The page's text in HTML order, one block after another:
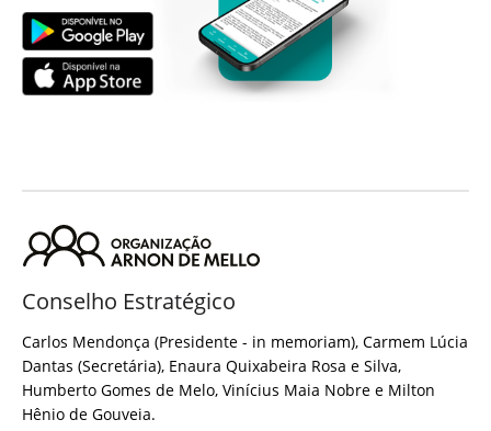
Conselho Estratégico
Carlos Mendonça (Presidente - in memoriam), Carmem Lúcia
Dantas (Secretária), Enaura Quixabeira Rosa e Silva,
Humberto Gomes de Melo, Vinícius Maia Nobre e Milton
Hênio de Gouveia.